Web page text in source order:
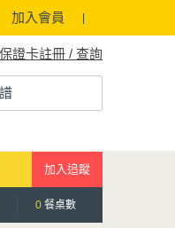
加入會員
保證卡註冊 / 查詢
0 餐桌數